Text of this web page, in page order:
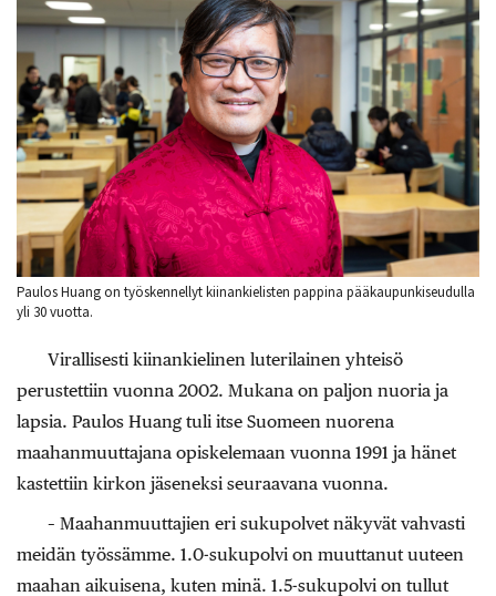
Paulos Huang on työskennellyt kiinankielisten pappina pääkaupunkiseudulla
yli 30 vuotta.
Virallisesti kiinankielinen luterilainen yhteisö
perustettiin vuonna 2002. Mukana on paljon nuoria ja
lapsia. Paulos Huang tuli itse Suomeen nuorena
maahanmuuttajana opiskelemaan vuonna 1991 ja hänet
kastettiin kirkon jäseneksi seuraavana vuonna.
– Maahanmuuttajien eri sukupolvet näkyvät vahvasti
meidän työssämme. 1.0-sukupolvi on muuttanut uuteen
maahan aikuisena, kuten minä. 1.5-sukupolvi on tullut